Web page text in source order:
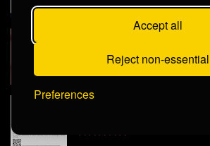
Accept all
Reject non-essential
Preferences